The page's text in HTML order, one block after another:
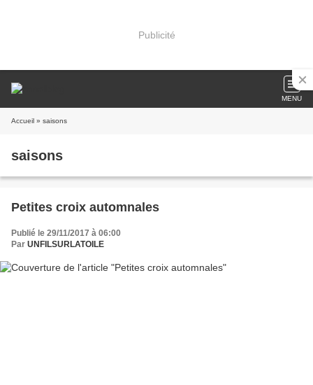
Publicité
MENU
Accueil » saisons
saisons
Petites croix automnales
Publié le 29/11/2017 à 06:00
Par UNFILSURLATOILE